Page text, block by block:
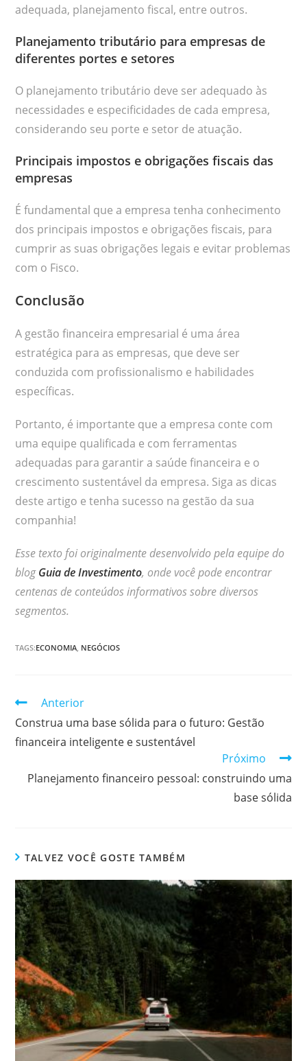
adequada, planejamento fiscal, entre outros.
Planejamento tributário para empresas de
diferentes portes e setores
O planejamento tributário deve ser adequado às
necessidades e especificidades de cada empresa,
considerando seu porte e setor de atuação.
Principais impostos e obrigações fiscais das
empresas
É fundamental que a empresa tenha conhecimento
dos principais impostos e obrigações fiscais, para
cumprir as suas obrigações legais e evitar problemas
com o Fisco.
Conclusão
A gestão financeira empresarial é uma área
estratégica para as empresas, que deve ser
conduzida com profissionalismo e habilidades
específicas.
Portanto, é importante que a empresa conte com
uma equipe qualificada e com ferramentas
adequadas para garantir a saúde financeira e o
crescimento sustentável da empresa. Siga as dicas
deste artigo e tenha sucesso na gestão da sua
companhia!
Esse texto foi originalmente desenvolvido pela equipe do
blogGuia de Investimento, onde você pode encontrar
centenas de conteúdos informativos sobre diversos
segmentos.
TAGS:ECONOMIA NEGÓCIOS
Continuar
lendo
Anterior
Construa uma base sólida para o futuro: Gestão
financeira inteligente e sustentável
Próximo
Planejamento financeiro pessoal: construindo uma
base sólida
TALVEZ VOCÊ GOSTE TAMBÉM